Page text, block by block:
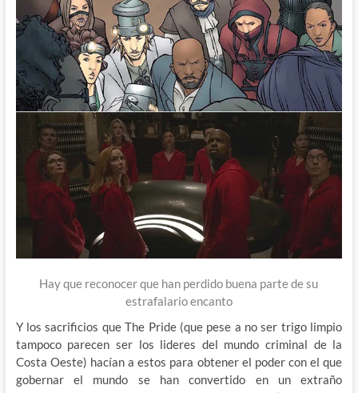
Hay que reconocer que han perdido buena parte de su
estrafalario encanto
Y los sacrificios que The Pride (que pese a no ser trigo limpio
tampoco parecen ser los lideres del mundo criminal de la
Costa Oeste) hacían a estos para obtener el poder con el que
gobernar el mundo se han convertido en un extraño